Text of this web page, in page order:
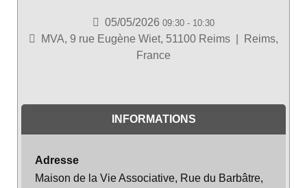
05/05/2026 09:30 - 10:30
MVA, 9 rue Eugène Wiet, 51100 Reims
Reims,
France
INFORMATIONS
Adresse
Maison de la Vie Associative, Rue du Barbâtre,